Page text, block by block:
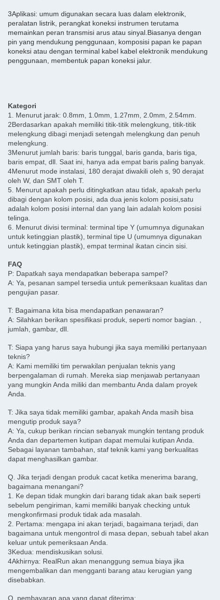
3Aplikasi: umum digunakan secara luas dalam elektronik,
peralatan listrik, perangkat koneksi instrumen terutama
memainkan peran transmisi arus atau sinyal.Biasanya dengan
pin yang mendukung penggunaan, komposisi papan ke papan
koneksi atau dengan terminal kabel kabel elektronik mendukung
penggunaan, membentuk papan koneksi jalur.
Kategori
1. Menurut jarak: 0.8mm, 1.0mm, 1.27mm, 2.0mm, 2.54mm.
2Berdasarkan apakah memiliki titik-titik melengkung, titik-titik
melengkung dibagi menjadi setengah melengkung dan penuh
melengkung.
3Menurut jumlah baris: baris tunggal, baris ganda, baris tiga,
baris empat, dll. Saat ini, hanya ada empat baris paling banyak.
4Menurut mode instalasi, 180 derajat diwakili oleh s, 90 derajat
oleh W, dan SMT oleh T.
5. Menurut apakah perlu ditingkatkan atau tidak, apakah perlu
dibagi dengan kolom posisi, ada dua jenis kolom posisi,satu
adalah kolom posisi internal dan yang lain adalah kolom posisi
telinga.
6. Menurut divisi terminal: terminal tipe Y (umumnya digunakan
untuk ketinggian plastik), terminal tipe U (umumnya digunakan
untuk ketinggian plastik), empat terminal ikatan cincin sisi.
FAQ
P: Dapatkah saya mendapatkan beberapa sampel?
A: Ya, pesanan sampel tersedia untuk pemeriksaan kualitas dan
pengujian pasar.
T: Bagaimana kita bisa mendapatkan penawaran?
A: Silahkan berikan spesifikasi produk, seperti nomor bagian. ,
jumlah, gambar, dll.
T: Siapa yang harus saya hubungi jika saya memiliki pertanyaan
teknis?
A: Kami memiliki tim perwakilan penjualan teknis yang
berpengalaman di rumah. Mereka siap menjawab pertanyaan
yang mungkin Anda miliki dan membantu Anda dalam proyek
Anda.
T: Jika saya tidak memiliki gambar, apakah Anda masih bisa
mengutip produk saya?
A: Ya, cukup berikan rincian sebanyak mungkin tentang produk
Anda dan departemen kutipan dapat memulai kutipan Anda.
Sebagai layanan tambahan, staf teknik kami yang berkualitas
dapat menghasilkan gambar.
Q. Jika terjadi dengan produk cacat ketika menerima barang,
bagaimana menangani?
1. Ke depan tidak mungkin dari barang tidak akan baik seperti
sebelum pengiriman, kami memiliki banyak checking untuk
mengkonfirmasi produk tidak ada masalah.
2. Pertama: mengapa ini akan terjadi, bagaimana terjadi, dan
bagaimana untuk mengontrol di masa depan, sebuah tabel akan
keluar untuk pemeriksaan Anda.
3Kedua: mendiskusikan solusi.
4Akhirnya: RealRun akan menanggung semua biaya jika
mengembalikan dan mengganti barang atau kerugian yang
disebabkan.
Q. pembayaran apa yang dapat diterima: